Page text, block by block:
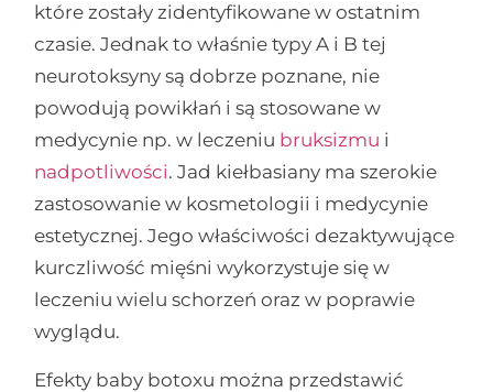
które zostały zidentyfikowane w ostatnim
czasie. Jednak to właśnie typy A i B tej
neurotoksyny są dobrze poznane, nie
powodują powikłań i są stosowane w
medycynie np. w leczeniu bruksizmu i
nadpotliwości. Jad kiełbasiany ma szerokie
zastosowanie w kosmetologii i medycynie
estetycznej. Jego właściwości dezaktywujące
kurczliwość mięśni wykorzystuje się w
leczeniu wielu schorzeń oraz w poprawie
wyglądu.
Efekty baby botoxu można przedstawić